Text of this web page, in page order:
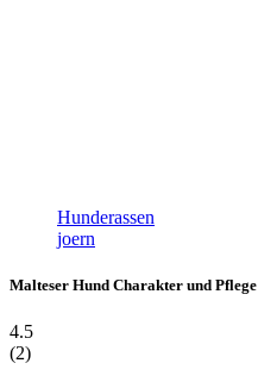
Hunderassen
joern
Malteser Hund Charakter und Pflege
4.5
(2)